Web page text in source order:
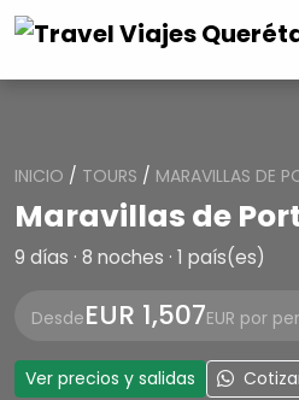
INICIO / TOURS / MARAVILLAS DE
Maravillas de
9 días · 8 noches · 1 país(es)
DesdeEUR 1,507EUR por
Ver precios y salidas